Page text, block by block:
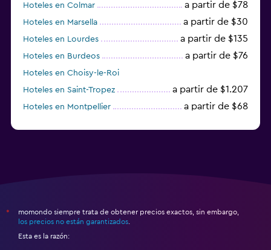
Hoteles en Colmar a partir de $78
Hoteles en Marsella a partir de $30
Hoteles en Lourdes a partir de $135
Hoteles en Burdeos a partir de $76
Hoteles en Choisy-le-Roi
Hoteles en Saint-Tropez
a partir de $1.207
Hoteles en Montpellier a partir de $68
*
momondo siempre trata de obtener precios exactos, sin embargo,
los precios no están garantizados
Esta es la razón: